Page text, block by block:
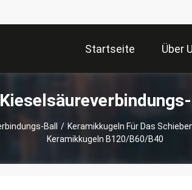
Startseite Über
Ball / Keramikkugeln Für Das
Keramikkugeln B120/B60/B40